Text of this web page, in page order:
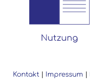
Kontakt| Impressum